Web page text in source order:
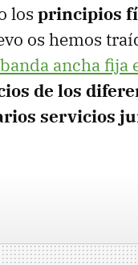
los principios
os hemos
ancha fija
de los
servicios